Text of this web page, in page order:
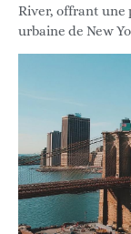
River, offrant une
urbaine de New